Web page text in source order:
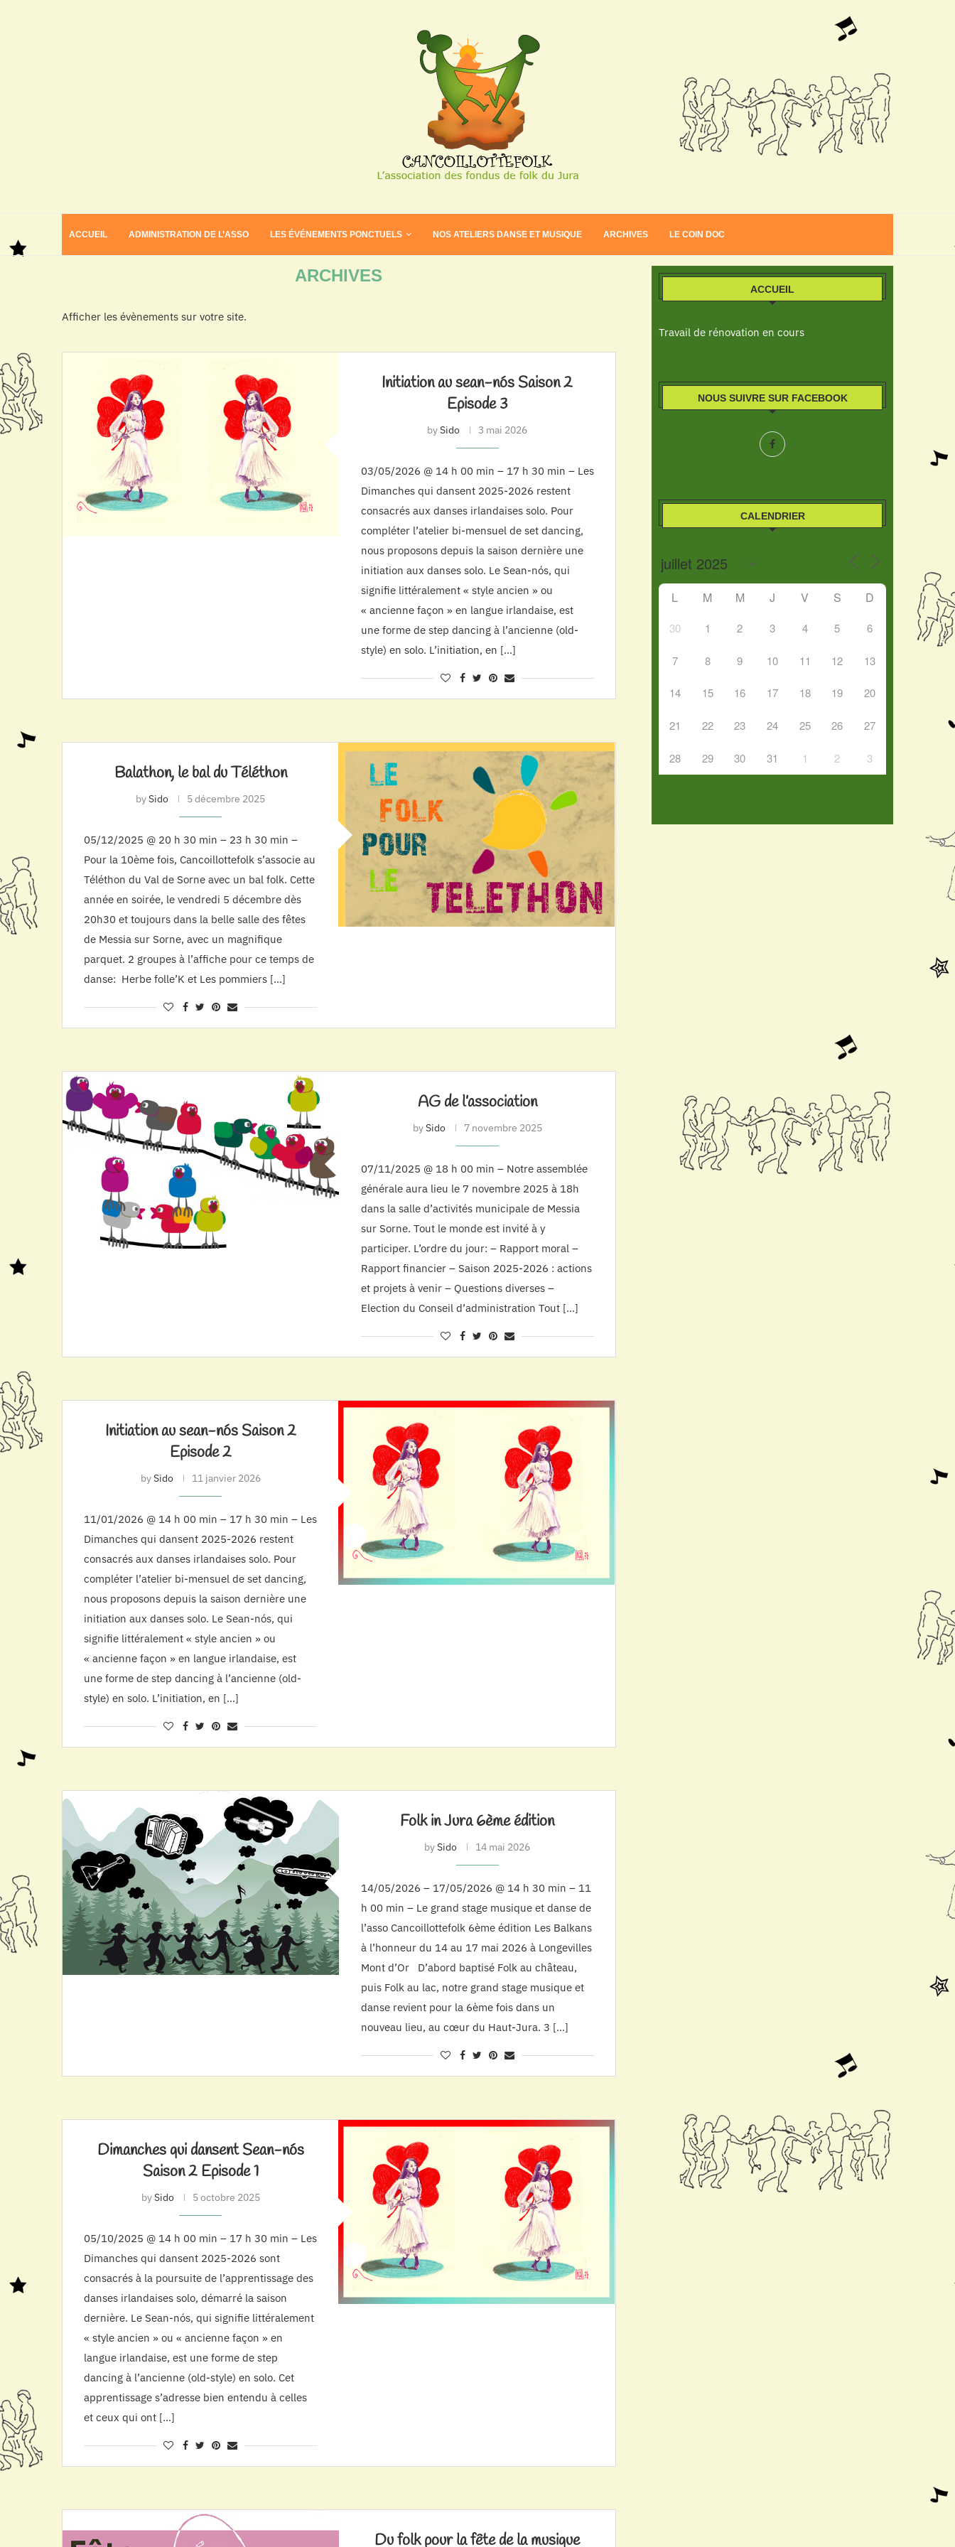
ACCUEIL ADMINISTRATION DE L’ASSO LES ÉVÉNEMENTS PONCTUELS NOS ATELIERS DANSE ET MUSIQUE ARCHIVES LE COIN DOC
ARCHIVES
Afficher les évènements sur votre site.
Initiation au sean-nós Saison 2
Episode 3
bySido 3 mai 2026
03/05/2026 @ 14 h 00 min – 17 h 30 min – Les
Dimanches qui dansent 2025-2026 restent
consacrés aux danses irlandaises solo. Pour
compléter l’atelier bi-mensuel de set dancing,
nous proposons depuis la saison dernière une
initiation aux danses solo. Le Sean-nós, qui
signifie littéralement « style ancien » ou
« ancienne façon » en langue irlandaise, est
une forme de step dancing à l’ancienne (old-
style) en solo. L’initiation, en […]
Balathon, le bal du Téléthon
bySido 5 décembre 2025
05/12/2025 @ 20 h 30 min – 23 h 30 min –
Pour la 10ème fois, Cancoillottefolk s’associe au
Téléthon du Val de Sorne avec un bal folk. Cette
année en soirée, le vendredi 5 décembre dès
20h30 et toujours dans la belle salle des fêtes
de Messia sur Sorne, avec un magnifique
parquet. 2 groupes à l’affiche pour ce temps de
danse: Herbe folle’K et Les pommiers […]
AG de l’association
bySido 7 novembre 2025
07/11/2025 @ 18 h 00 min – Notre assemblée
générale aura lieu le 7 novembre 2025 à 18h
dans la salle d’activités municipale de Messia
sur Sorne. Tout le monde est invité à y
participer. L’ordre du jour: – Rapport moral –
Rapport financier – Saison 2025-2026 : actions
et projets à venir – Questions diverses –
Election du Conseil d’administration Tout […]
Initiation au sean-nós Saison 2
Episode 2
bySido 11 janvier 2026
11/01/2026 @ 14 h 00 min – 17 h 30 min – Les
Dimanches qui dansent 2025-2026 restent
consacrés aux danses irlandaises solo. Pour
compléter l’atelier bi-mensuel de set dancing,
nous proposons depuis la saison dernière une
initiation aux danses solo. Le Sean-nós, qui
signifie littéralement « style ancien » ou
« ancienne façon » en langue irlandaise, est
une forme de step dancing à l’ancienne (old-
style) en solo. L’initiation, en […]
Folk in Jura 6ème édition
bySido 14 mai 2026
14/05/2026 – 17/05/2026 @ 14 h 30 min – 11
h 00 min – Le grand stage musique et danse de
l’asso Cancoillottefolk 6ème édition Les Balkans
à l’honneur du 14 au 17 mai 2026 à Longevilles
Mont d’Or D’abord baptisé Folk au château,
puis Folk au lac, notre grand stage musique et
danse revient pour la 6ème fois dans un
nouveau lieu, au cœur du Haut-Jura. 3 […]
Dimanches qui dansent Sean-nós
Saison 2 Episode 1
bySido 5 octobre 2025
05/10/2025 @ 14 h 00 min – 17 h 30 min – Les
Dimanches qui dansent 2025-2026 sont
consacrés à la poursuite de l’apprentissage des
danses irlandaises solo, démarré la saison
dernière. Le Sean-nós, qui signifie littéralement
« style ancien » ou « ancienne façon » en
langue irlandaise, est une forme de step
dancing à l’ancienne (old-style) en solo. Cet
apprentissage s’adresse bien entendu à celles
et ceux qui ont […]
Du folk pour la fête de la musique
ACCUEIL
Travail de rénovation en cours
NOUS SUIVRE SUR FACEBOOK
CALENDRIER
L M M J V S D
30 1 2 3 4 5 6
7 8 9 10 11 12 13
14 15 16 17 18 19 20
21 22 23 24 25 26 27
28 29 30 31 1 2 3